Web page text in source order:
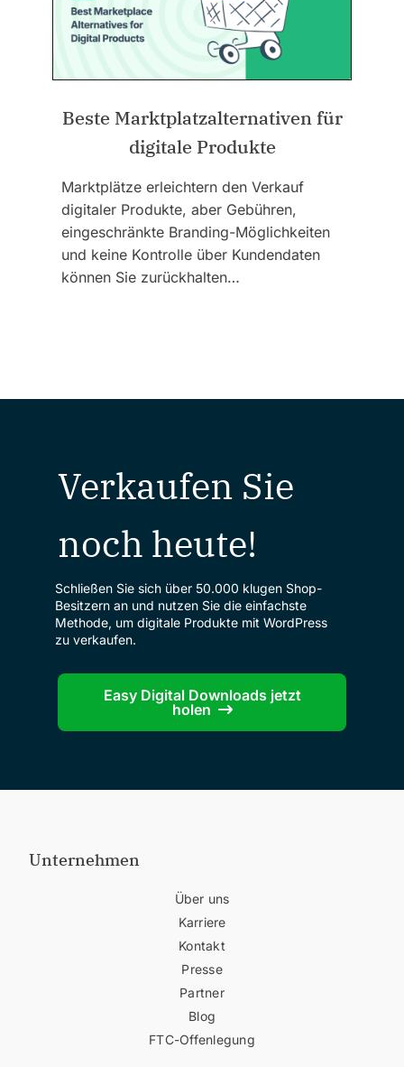
Beste Marktplatzalternativen für
digitale Produkte
Marktplätze erleichtern den Verkauf
digitaler Produkte, aber Gebühren,
eingeschränkte Branding-Möglichkeiten
und keine Kontrolle über Kundendaten
können Sie zurückhalten…
Verkaufen Sie
noch heute!
Schließen Sie sich über 50.000 klugen Shop-
Besitzern an und nutzen Sie die einfachste
Methode, um digitale Produkte mit WordPress
zu verkaufen.
Easy Digital Downloads jetzt
holen
Unternehmen
Über uns
Karriere
Kontakt
Presse
Partner
Blog
FTC-Offenlegung